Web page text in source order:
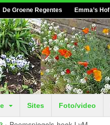
De Groene Regentes Emma’s Hof
Sites Foto/video